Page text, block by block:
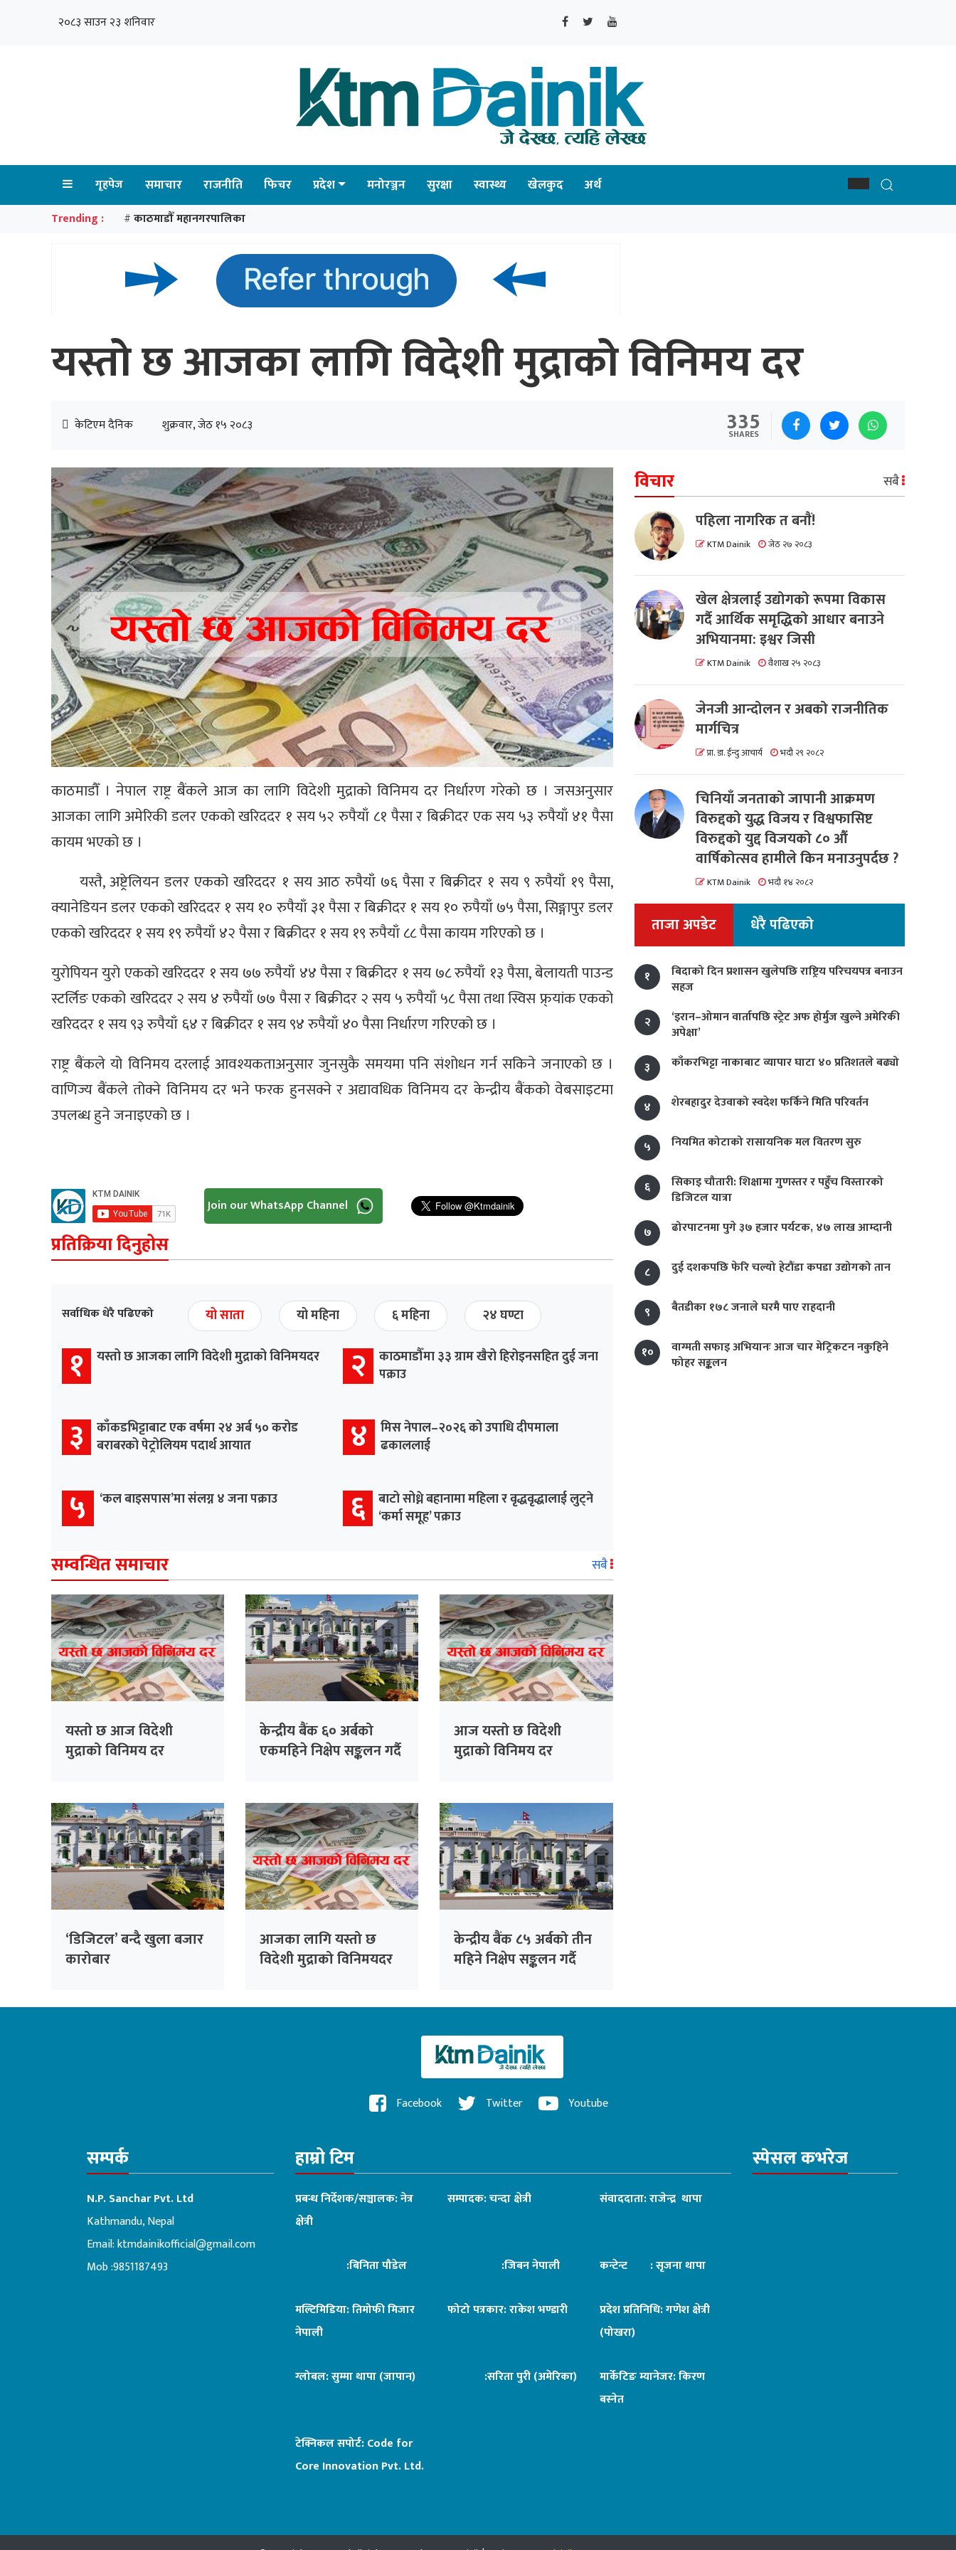
२०८३ साउन २३ शनिवार
गृहपेज समाचार राजनीति फिचर प्रदेश मनोरञ्जन सुरक्षा स्वास्थ्य खेलकुद अर्थ
Trending : # काठमाडौँ महानगरपालिका
यस्तो छ आजका लागि विदेशी मुद्राको विनिमय दर
केटिएम दैनिक शुक्रवार, जेठ १५ २०८३ 335
SHARES
काठमाडौँ । नेपाल राष्ट्र बैंकले आज का लागि विदेशी मुद्राको विनिमय दर निर्धारण गरेको छ । जसअनुसार
आजका लागि अमेरिकी डलर एकको खरिददर १ सय ५२ रुपैयाँ ८१ पैसा र बिक्रीदर एक सय ५३ रुपैयाँ ४१ पैसा
कायम भएको छ ।
यस्तै, अष्ट्रेलियन डलर एकको खरिददर १ सय आठ रुपैयाँ ७६ पैसा र बिक्रीदर १ सय ९ रुपैयाँ १९ पैसा,
क्यानेडियन डलर एकको खरिददर १ सय १० रुपैयाँ ३१ पैसा र बिक्रीदर १ सय १० रुपैयाँ ७५ पैसा, सिङ्गापुर डलर
एकको खरिददर १ सय १९ रुपैयाँ ४२ पैसा र बिक्रीदर १ सय १९ रुपैयाँ ८८ पैसा कायम गरिएको छ ।
युरोपियन युरो एकको खरिददर १ सय ७७ रुपैयाँ ४४ पैसा र बिक्रीदर १ सय ७८ रुपैयाँ १३ पैसा, बेलायती पाउन्ड
स्टर्लिङ एकको खरिददर २ सय ४ रुपैयाँ ७७ पैसा र बिक्रीदर २ सय ५ रुपैयाँ ५८ पैसा तथा स्विस फ्र्यांक एकको
खरिददर १ सय ९३ रुपैयाँ ६४ र बिक्रीदर १ सय ९४ रुपैयाँ ४० पैसा निर्धारण गरिएको छ ।
राष्ट्र बैंकले यो विनिमय दरलाई आवश्यकताअनुसार जुनसुकै समयमा पनि संशोधन गर्न सकिने जनाएको छ ।
वाणिज्य बैंकले तोक्ने विनिमय दर भने फरक हुनसक्ने र अद्यावधिक विनिमय दर केन्द्रीय बैंकको वेबसाइटमा
उपलब्ध हुने जनाइएको छ ।
Join our WhatsApp Channel
प्रतिक्रिया दिनुहोस
सर्वाधिक धेरै पढिएको यो साता यो महिना ६ महिना २४ घण्टा
१ यस्तो छ आजका लागि विदेशी मुद्राको विनिमयदर २
काठमाडौँमा ३३ ग्राम खैरो हिरोइनसहित दुई जना
पक्राउ
३
काँकडभिट्टाबाट एक वर्षमा २४ अर्ब ५० करोड
बराबरको पेट्रोलियम पदार्थ आयात
४
मिस नेपाल–२०२६ को उपाधि दीपमाला
ढकाललाई
५ ‘कल बाइसपास’मा संलग्न ४ जना पक्राउ ६ बाटो सोध्ने बहानामा महिला र वृद्धवृद्धालाई लुट्ने
‘कर्मा समूह’ पक्राउ
सम्वन्धित समाचार सबै
यस्तो छ आज विदेशी
मुद्राको विनिमय दर
केन्द्रीय बैंक ६० अर्बको
एकमहिने निक्षेप सङ्कलन गर्दै
आज यस्तो छ विदेशी
मुद्राको विनिमय दर
‘डिजिटल’ बन्दै खुला बजार
कारोबार
आजका लागि यस्तो छ
विदेशी मुद्राको विनिमयदर
केन्द्रीय बैंक ८५ अर्बको तीन
महिने निक्षेप सङ्कलन गर्दै
विचार सबै
पहिला नागरिक त बनाैं!
KTM Dainik जेठ २७ २०८३
खेल क्षेत्रलाई उद्योगको रूपमा विकास
गर्दै आर्थिक समृद्धिको आधार बनाउने
अभियानमा: इश्वर जिसी
KTM Dainik वैशाख २५ २०८३
जेनजी आन्दोलन र अबको राजनीतिक
मार्गचित्र
प्रा. डा. ईन्दु आचार्य भदौ २९ २०८२
चिनियाँ जनताको जापानी आक्रमण
विरुद्दको युद्ध विजय र विश्वफासिष्ट
विरुद्दको युद्द विजयको ८० औं
वार्षिकोत्सव हामीले किन मनाउनुपर्दछ ?
KTM Dainik भदौ १४ २०८२
ताजा अपडेट धेरै पढिएको
१
बिदाको दिन प्रशासन खुलेपछि राष्ट्रिय परिचयपत्र बनाउन
सहज
२
‘इरान–ओमान वार्तापछि स्ट्रेट अफ होर्मुज खुल्ने अमेरिकी
अपेक्षा’
३
काँकरभिट्टा नाकाबाट व्यापार घाटा ४० प्रतिशतले बढ्यो
४ शेरबहादुर देउवाको स्वदेश फर्किने मिति परिवर्तन
५ नियमित कोटाको रासायनिक मल वितरण सुरु
६
सिकाइ चौतारी: शिक्षामा गुणस्तर र पहुँच विस्तारको
डिजिटल यात्रा
७
ढोरपाटनमा पुगे ३७ हजार पर्यटक, ४७ लाख आम्दानी
८ दुई दशकपछि फेरि चल्यो हेटौंडा कपडा उद्योगको तान
९ बैतडीका १७८ जनाले घरमै पाए राहदानी
१०
वाग्मती सफाइ अभियानः आज चार मेट्रिकटन नकुहिने
फोहर सङ्कलन
Facebook Twitter Youtube
सम्पर्क
N.P. Sanchar Pvt. Ltd
Kathmandu, Nepal
Email:ktmdainikofficial@gmail.com
Mob :9851187493
हाम्रो टिम
प्रबन्ध निर्देशक/सञ्चालक: नेत्र
क्षेत्री
सम्पादक: चन्दा क्षेत्री संवाददाता: राजेन्द्र थापा
:बिनिता पौडेल :जिबन नेपाली कन्टेन्ट : सृजना थापा
मल्टिमिडिया: तिमोफी मिजार
नेपाली
फोटो पत्रकार: राकेश भण्डारी
प्रदेश प्रतिनिधि: गणेश क्षेत्री
(पोखरा)
ग्लोबल: सुम्मा थापा (जापान) :सरिता पुरी (अमेरिका)
मार्केटिङ म्यानेजर: किरण
बस्नेत
टेक्निकल सपोर्ट:Code for
Core Innovation Pvt. Ltd.
स्पेसल कभरेज